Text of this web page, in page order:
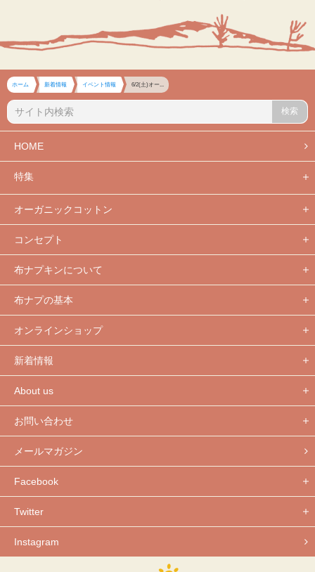
ホーム 新着情報 イベント情報 6/2(土)オー...
検索
HOME
特集
オーガニックコットン
コンセプト
布ナプキンについて
布ナプの基本
オンラインショップ
新着情報
About us
お問い合わせ
メールマガジン
Facebook
Twitter
Instagram